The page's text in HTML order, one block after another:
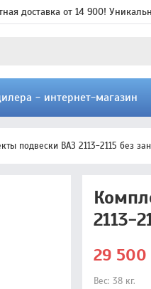
доставка от 14 900!
- интернет-магазин
подвески ВАЗ 2113-2115 без
2113-
29 500
Вес: 38 кг.